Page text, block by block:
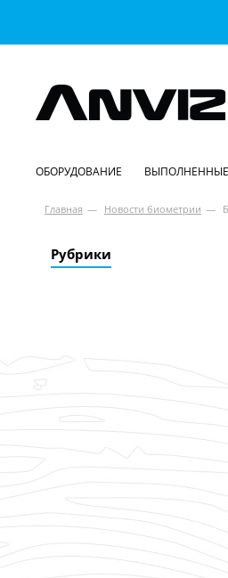
ОБОРУДОВАНИЕ
Главная — Новости биометрии —
Рубрики